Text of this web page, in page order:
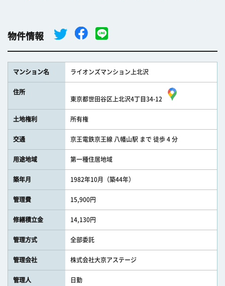
物件情報
マンション名 ライオンズマンション上北沢
住所
東京都世田谷区上北沢4丁目34-12
土地権利 所有権
交通 京王電鉄京王線 八幡山駅 まで 徒歩 4 分
用途地域 第一種住居地域
築年月 1982年10月（築44年）
管理費 15,900円
修繕積立金 14,130円
管理方式 全部委託
管理会社 株式会社大京アステージ
管理人 日勤